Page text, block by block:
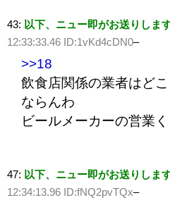
43: 以下、ニュー即がお送りします
12:33:33.46 ID:1vKd4cDN0–
>>18
飲食店関係の業者はど
ならんわ
ビールメーカーの営業
47: 以下、ニュー即がお送りします
12:34:13.96 ID:fNQ2pvTQx–